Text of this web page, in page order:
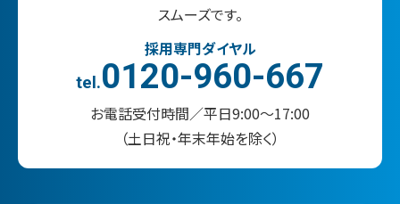
スムーズです。
採用専門ダイヤル
tel.0120-960-667
お電話受付時間／平日9:00～17:00
（土日祝・年末年始を除く）